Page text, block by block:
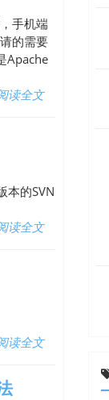
手机端
的需要
Apache
读全文
本的SVN
读全文
读全文